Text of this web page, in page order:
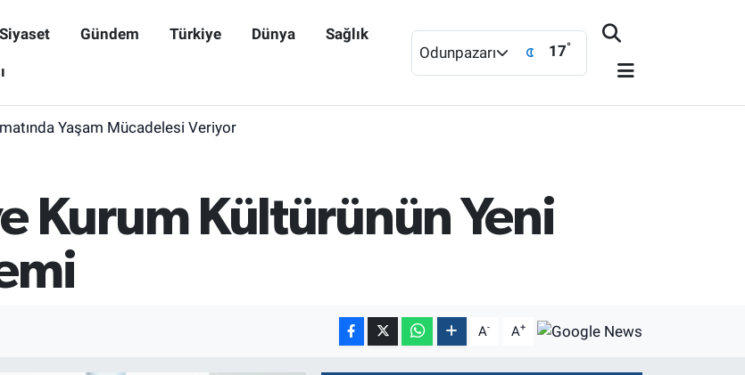
Siyaset Gündem Türkiye Dünya Sağlık
Odunpazarı 17°
Yaşam Mücadelesi Veriyor
Kurum Kültürünün Yeni
A- A+